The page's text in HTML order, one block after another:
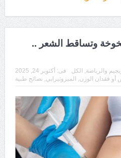
وتساقط الشعر ..
فى: أكتوبر 24, 2025 والرياضة, الكل
أو فقدان الوزن, الميزوثيرابي, نصائح طبية